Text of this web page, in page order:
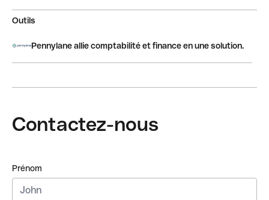
Outils
Pennylane allie comptabilité et finance en une solution.
Contactez-nous
Prénom